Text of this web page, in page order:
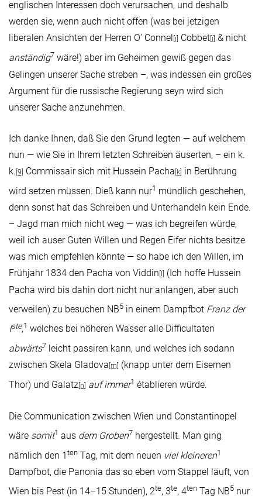
englischen Interessen doch verursachen, und deshalb
werden sie, wenn auch nicht offen (was bei jetzigen
liberalen Ansichten der Herren O’ Connel [i] Cobbet [j]
& nicht
anständig7 wäre!) aber im Geheimen gewiß gegen das
Gelingen unserer Sache streben –, was indessen ein großes
Argument für die russische Regierung seyn wird sich
unserer Sache anzunehmen.
Ich danke Ihnen, daß Sie den Grund legten — auf welchem
nun — wie Sie in Ihrem letzten Schreiben äuserten, – ein k.
k. [9] Commissair sich mit Hussein Pacha[k] in Berührung
wird setzen müssen. Dieß kann nur1 mündlich geschehen,
denn sonst hat das Schreiben und Unterhandeln kein Ende.
– Jagd man mich nicht weg — was ich begreifen würde,
weil ich auser Guten Willen und Regen Eifer nichts besitze
was mich empfehlen könnte — so habe ich den Willen, im
Frühjahr 1834 den Pacha von Viddin
(Ich hoffe Hussein
Pacha wird bis dahin dort nicht nur anlangen, aber auch
verweilen) zu besuchen NB5 in einem Dampfbot Franz der
Iste,1 welches bei höheren Wasser alle Difficultaten
abwärts7 leicht passiren kann, und welches ich sodann
zwischen Skela Gladova [m]
(knapp unter dem Eisernen
Thor) und Galatz [n] auf immer1 établieren würde.
Die Communication zwischen Wien und Constantinopel
wäre somit1 aus dem Groben7 hergestellt. Man ging
nämlich den 1 ten Tag, mit dem neuen viel kleineren1
Dampfbot, die Panonia das so eben vom Stappel läuft, von
Wien bis Pest (in 14–15 Stunden), 2te, 3te, 4ten Tag NB5 nur